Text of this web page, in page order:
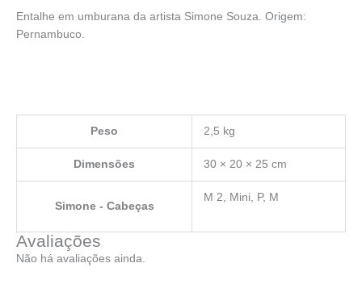
Entalhe em umburana da artista Simone Souza. Origem:
Pernambuco.
Peso 2,5 kg
Dimensões 30 × 20 × 25 cm
Simone - Cabeças
M 2, Mini, P, M
Avaliações
Não há avaliações ainda.